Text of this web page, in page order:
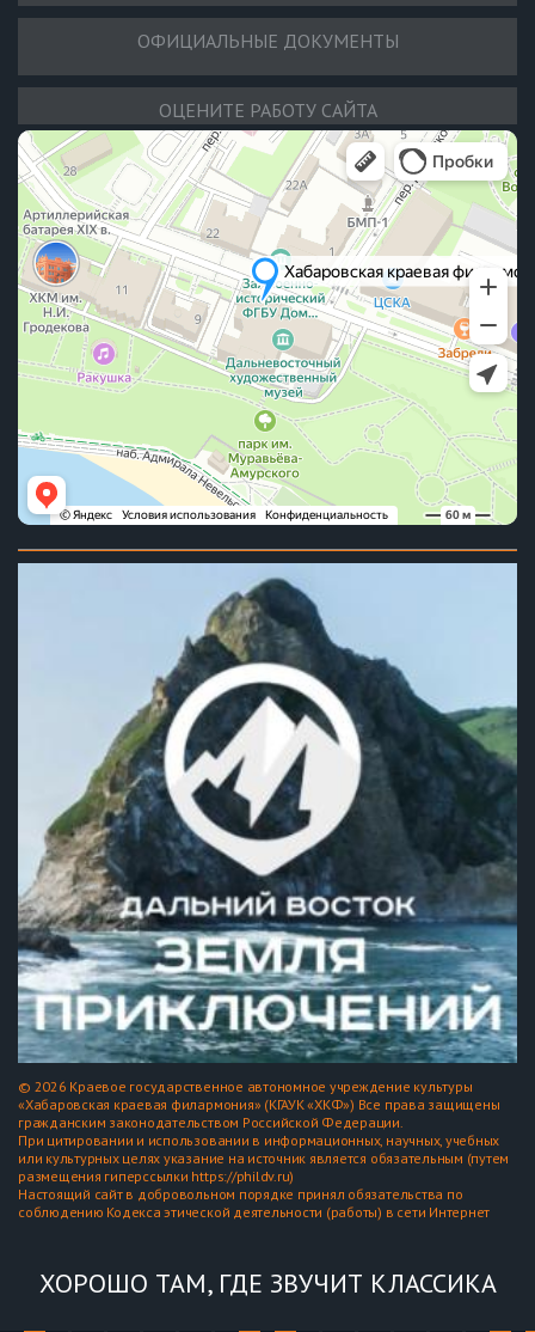
ОФИЦИАЛЬНЫЕ ДОКУМЕНТЫ
ОЦЕНИТЕ РАБОТУ САЙТА
© 2026 Краевое государственное автономное учреждение культуры
«Хабаровская краевая филармония» (КГАУК «ХКФ») Все права защищены
гражданским законодательством Российской Федерации.
При цитировании и использовании в информационных, научных, учебных
или культурных целях указание на источник является обязательным (путем
размещения гиперссылки https://phildv.ru)
Настоящий сайт в добровольном порядке принял обязательства по
соблюдению Кодекса этической деятельности (работы) в сети Интернет
ХОРОШО ТАМ, ГДЕ ЗВУЧИТ КЛАССИКА